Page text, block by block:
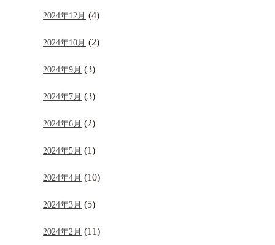
2024年12月 (4)
2024年10月 (2)
2024年9月 (3)
2024年7月 (3)
2024年6月 (2)
2024年5月 (1)
2024年4月 (10)
2024年3月 (5)
2024年2月 (11)